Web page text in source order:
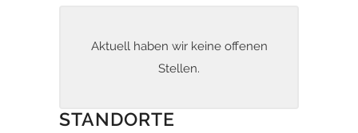
Aktuell haben wir keine offenen
Stellen.
STANDORTE